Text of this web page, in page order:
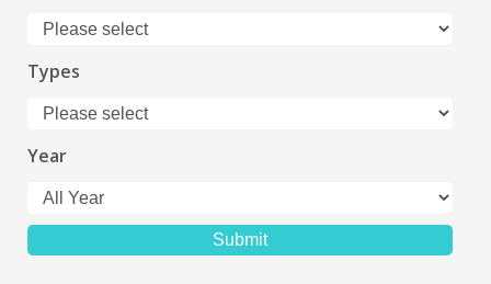
Types
Year